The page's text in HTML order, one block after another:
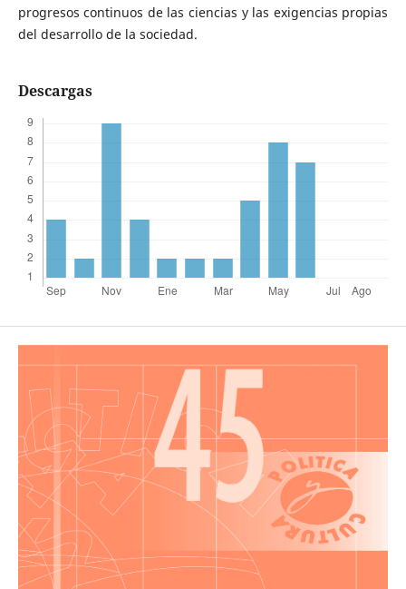
progresos continuos de las ciencias y las exigencias propias
del desarrollo de la sociedad.
Descargas